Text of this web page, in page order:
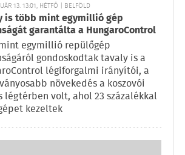
13. 13:01, HÉTFŐ | BELFÖLD
is több mint egymillió gép
garantálta a HungaroControl
egymillió repülőgép
gondoskodtak tavaly is a
légiforgalmi irányítói, a
növekedés a koszovói
légtérben volt, ahol 23 százalékkal
kezeltek